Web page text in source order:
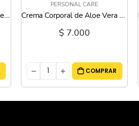
Vaselina para Bebé Skin Protectant Fresh Scent Lucky - 6 Oz
PERSONAL CARE
Crema Corporal de Aloe Vera Lucky - 8 Oz
$ 7.000
COMPRAR